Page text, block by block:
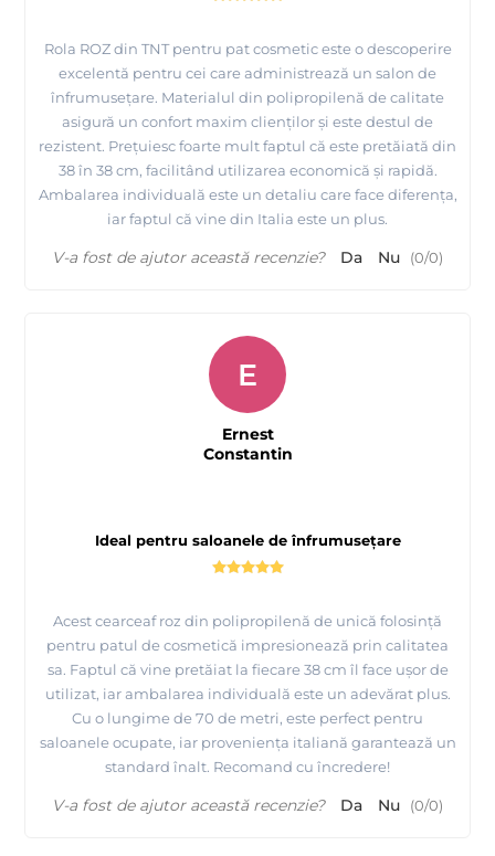
Rola ROZ din TNT pentru pat cosmetic este o descoperire
excelentă pentru cei care administrează un salon de
înfrumusețare. Materialul din polipropilenă de calitate
asigură un confort maxim clienților și este destul de
rezistent. Prețuiesc foarte mult faptul că este pretăiată din
38 în 38 cm, facilitând utilizarea economică și rapidă.
Ambalarea individuală este un detaliu care face diferența,
iar faptul că vine din Italia este un plus.
V-a fost de ajutor această recenzie? Da Nu (0/0)
Ideal pentru saloanele de înfrumusețare
Acest cearceaf roz din polipropilenă de unică folosință
pentru patul de cosmetică impresionează prin calitatea
sa. Faptul că vine pretăiat la fiecare 38 cm îl face ușor de
utilizat, iar ambalarea individuală este un adevărat plus.
Cu o lungime de 70 de metri, este perfect pentru
saloanele ocupate, iar proveniența italiană garantează un
standard înalt. Recomand cu încredere!
E
Ernest
Constantin
V-a fost de ajutor această recenzie? Da Nu (0/0)